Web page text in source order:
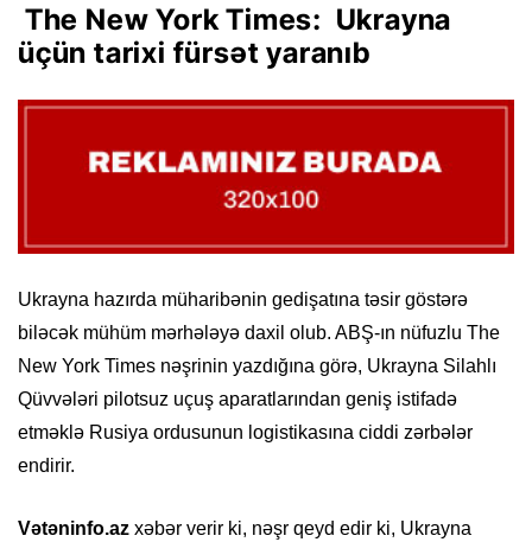
The New York Times: Ukrayna
üçün tarixi fürsət yaranıb
Ukrayna hazırda müharibənin gedişatına təsir göstərə
biləcək mühüm mərhələyə daxil olub. ABŞ-ın nüfuzlu The
New York Times nəşrinin yazdığına görə, Ukrayna Silahlı
Qüvvələri pilotsuz uçuş aparatlarından geniş istifadə
etməklə Rusiya ordusunun logistikasına ciddi zərbələr
endirir.
Vətəninfo.az xəbər verir ki, nəşr qeyd edir ki, Ukrayna